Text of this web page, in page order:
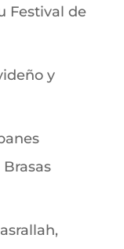
Festival de
y